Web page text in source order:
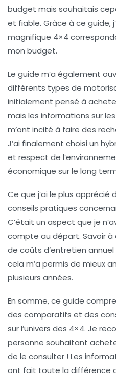
budget mais souhaitais
et fiable. Grâce à ce guide,
magnifique 4×4
mon budget.
Le guide m’a également
différents types de
initialement pensé à
mais les informations sur
m’ont incité à faire des
J’ai finalement choisi un
et respect de
économique sur le long
Ce que j’ai le plus apprécié
conseils pratiques
C’était un aspect que je
compte au départ. Savoir
de coûts d’entretien
cela m’a permis de mieux
plusieurs années.
En somme, ce guide
des comparatifs et des
sur l’univers des 4×4. Je
personne souhaitant
de le consulter ! Les
ont fait toute la différence